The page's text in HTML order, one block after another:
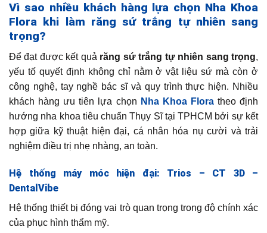
Vì sao nhiều khách hàng lựa chọn Nha Khoa
Flora khi làm răng sứ trắng tự nhiên sang
trọng?
Để đạt được kết quả răng sứ trắng tự nhiên sang trọng,
yếu tố quyết định không chỉ nằm ở vật liệu sứ mà còn ở
công nghệ, tay nghề bác sĩ và quy trình thực hiện. Nhiều
khách hàng ưu tiên lựa chọn Nha Khoa Floratheo định
hướng nha khoa tiêu chuẩn Thụy Sĩ tại TPHCM bởi sự kết
hợp giữa kỹ thuật hiện đại, cá nhân hóa nụ cười và trải
nghiệm điều trị nhẹ nhàng, an toàn.
Hệ thống máy móc hiện đại: Trios – CT 3D –
DentalVibe
Hệ thống thiết bị đóng vai trò quan trọng trong độ chính xác
của phục hình thẩm mỹ.